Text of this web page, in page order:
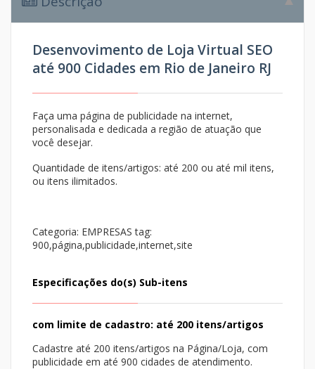
Desenvovimento de Loja Virtual SEO
até 900 Cidades em Rio de Janeiro RJ
Faça uma página de publicidade na internet,
personalisada e dedicada a região de atuação que
você desejar.
Quantidade de itens/artigos: até 200 ou até mil itens,
ou itens ilimitados.
Categoria: EMPRESAS tag:
900,página,publicidade,internet,site
Especificações do(s) Sub-itens
com limite de cadastro: até 200 itens/artigos
Cadastre até 200 itens/artigos na Página/Loja, com
publicidade em até 900 cidades de atendimento.